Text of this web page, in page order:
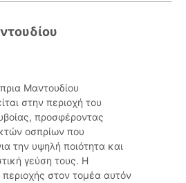
Μαντουδίου
στην περιοχή του
προσφέροντας
οσπρίων που
την υψηλή ποιότητα και
γεύση τους. Η
στον τομέα αυτόν